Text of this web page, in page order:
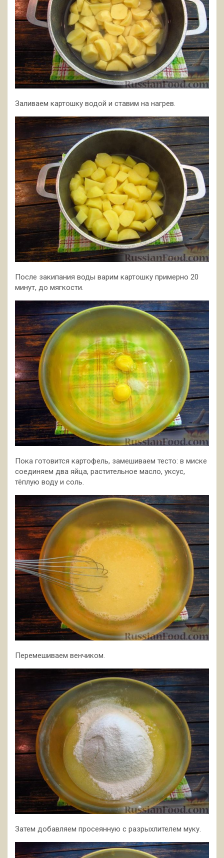
Заливаем картошку водой и ставим на нагрев.
После закипания воды варим картошку примерно 20
минут, до мягкости.
Пока готовится картофель, замешиваем тесто: в миске
соединяем два яйца, растительное масло, уксус,
тёплую воду и соль.
Перемешиваем венчиком.
Затем добавляем просеянную с разрыхлителем муку.